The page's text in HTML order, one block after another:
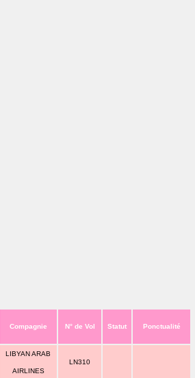
Compagnie N° de Vol Statut Ponctualité
LIBYAN ARAB
AIRLINES
LN310